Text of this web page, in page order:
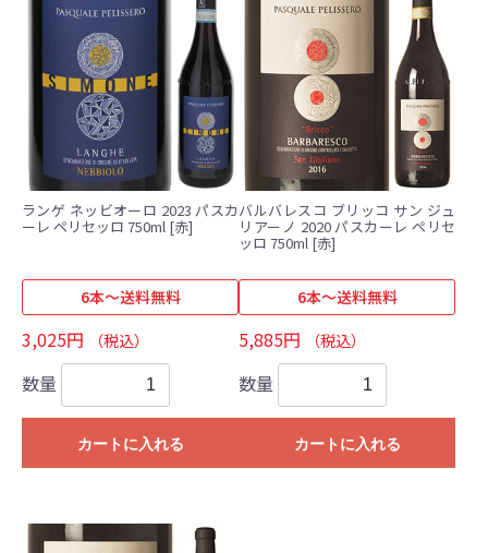
ランゲ ネッビオーロ 2023 パスカ
ーレ ペリセッロ 750ml [赤]
6本～送料無料
3,025円 （税込）
数量
カートに入れる
バルバレスコ ブリッコ サン ジュ
リアーノ 2020 パスカーレ ペリセ
ッロ 750ml [赤]
6本～送料無料
5,885円 （税込）
数量
カートに入れる